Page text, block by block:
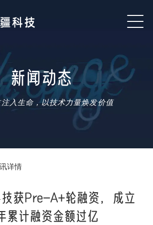
新闻动态
入生命，以技术力量焕发价值
详情
获Pre-A+轮融资，成立
累计融资金额过亿